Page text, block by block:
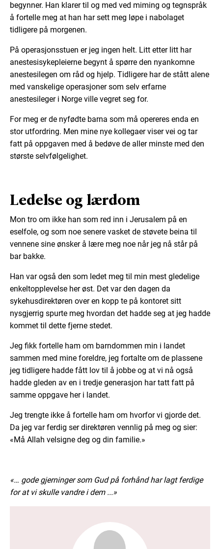
begynner. Han klarer til og med ved miming og tegnspråk
å fortelle meg at han har sett meg løpe i nabolaget
tidligere på morgenen.
På operasjonsstuen er jeg ingen helt. Litt etter litt har
anestesisykepleierne begynt å spørre den nyankomne
anestesilegen om råd og hjelp. Tidligere har de stått alene
med vanskelige operasjoner som selv erfarne
anestesileger i Norge ville vegret seg for.
For meg er de nyfødte barna som må opereres enda en
stor utfordring. Men mine nye kollegaer viser vei og tar
fatt på oppgaven med å bedøve de aller minste med den
største selvfølgelighet.
Ledelse og lærdom
Mon tro om ikke han som red inn i Jerusalem på en
eselfole, og som noe senere vasket de støvete beina til
vennene sine ønsker å lære meg noe når jeg nå står på
bar bakke.
Han var også den som ledet meg til min mest gledelige
enkeltopplevelse her øst. Det var den dagen da
sykehusdirektøren over en kopp te på kontoret sitt
nysgjerrig spurte meg hvordan det hadde seg at jeg hadde
kommet til dette fjerne stedet.
Jeg fikk fortelle ham om barndommen min i landet
sammen med mine foreldre, jeg fortalte om de plassene
jeg tidligere hadde fått lov til å jobbe og at vi nå også
hadde gleden av en i tredje generasjon har tatt fatt på
samme oppgave her i landet.
Jeg trengte ikke å fortelle ham om hvorfor vi gjorde det.
Da jeg var ferdig ser direktøren vennlig på meg og sier:
«Må Allah velsigne deg og din familie.»
«… gode gjerninger som Gud på forhånd har lagt ferdige
for at vi skulle vandre i dem ...»